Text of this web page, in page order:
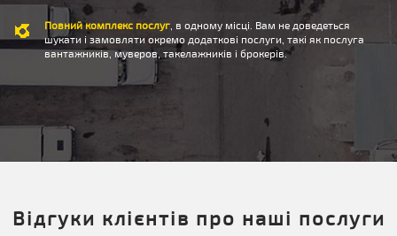
Повний комплекс послуг , в одному місці. Вам не доведеться
шукати і замовляти окремо додаткові послуги, такі як послуга
вантажників, муверов, такелажників і брокерів.
Відгуки клієнтів про наші послуги